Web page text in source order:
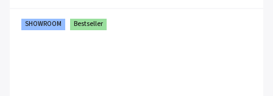
SHOWROOM Bestseller